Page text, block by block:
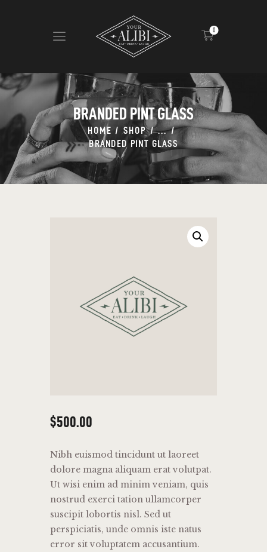
0
BRANDED PINT GLASS
HOME SHOP
...
BRANDED PINT GLASS
HOME
ABOUT US
VIEW MENU
CONTACT
$500.00
Nibh euismod tincidunt ut laoreet
dolore magna aliquam erat volutpat.
Ut wisi enim ad minim veniam, quis
nostrud exerci tation ullamcorper
suscipit lobortis nisl. Sed ut
perspiciatis, unde omnis iste natus
error sit voluptatem accusantium.